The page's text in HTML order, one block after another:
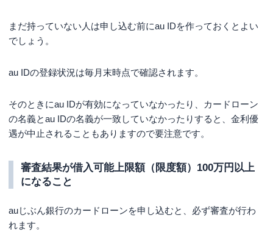
まだ持っていない人は申し込む前にau IDを作っておくとよい
でしょう。
au IDの登録状況は毎月末時点で確認されます。
そのときにau IDが有効になっていなかったり、カードローン
の名義とau IDの名義が一致していなかったりすると、金利優
遇が中止されることもありますので要注意です。
審査結果が借入可能上限額（限度額）100万円以上
になること
auじぶん銀行のカードローンを申し込むと、必ず審査が行わ
れます。